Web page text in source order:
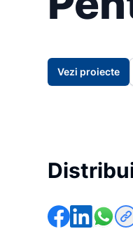
Vezi proiecte